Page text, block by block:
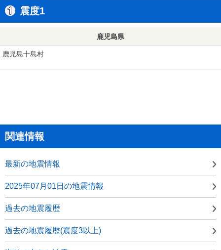
震度1
鹿児島県
鹿児島十島村
関連情報
最新の地震情報
2025年07月01日の地震情報
過去の地震履歴
過去の地震履歴(震度3以上)